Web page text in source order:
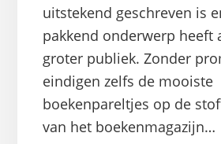
uitstekend geschreven is
pakkend onderwerp heeft
groter publiek. Zonder
eindigen zelfs de mooiste
boekenpareltjes op de
van het boekenmagazijn…